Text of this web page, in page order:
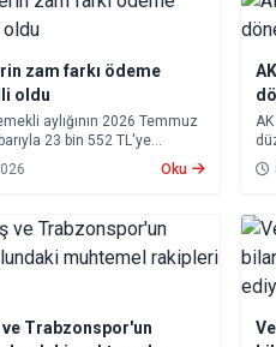
zam farkı ödeme
oldu
aylığının 2026 Temmuz
23 bin 552 TL'ye
kapsamında oluşan maaş
2026 tarihinde
Oku
ve Trabzonspor'un